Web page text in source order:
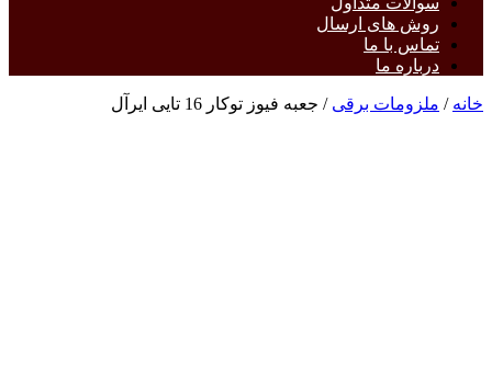
روش های ارسال
تماس با ما
درباره ما
خانه / ملزومات برقی / جعبه فیوز توکار 16 تایی ایرآل